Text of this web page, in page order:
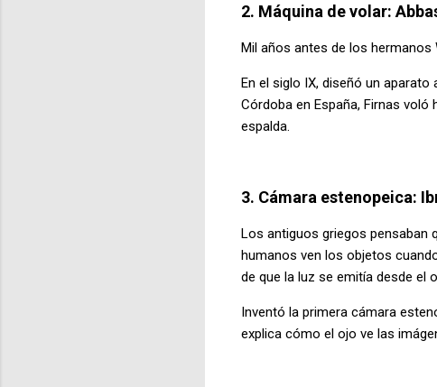
2. Máquina de volar:
Mil años antes de los hermanos
En el siglo IX, diseñó un
Córdoba en España, Firnas
espalda.
3. Cámara estenopeica:
Los antiguos griegos pensaban
humanos ven los objetos
de que la luz se emitía desde el
Inventó la primera cámara
explica cómo el ojo ve las